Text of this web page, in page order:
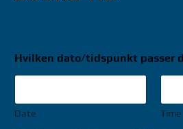
Hvilken dato/tidspunkt passer
Date
Time